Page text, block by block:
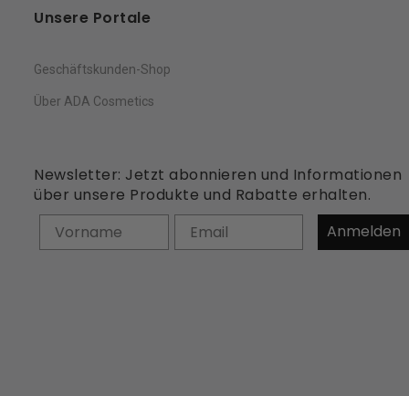
Unsere Portale
Geschäftskunden-Shop
Über ADA Cosmetics
Newsletter: Jetzt abonnieren und Informationen
über unsere Produkte und Rabatte erhalten.
Vorname
Anmelden